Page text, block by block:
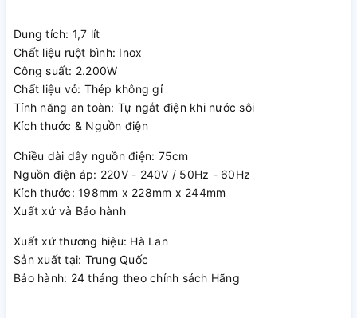
Giữ nước nóng lâu hơn
Bình đun Philips HD9316 giữ nước nóng được lâu hơn, không
cần phải đun lại nhờ vào công nghệ PCT, giúp bạn tiết kiệm
thời gian và điện năng. Cảm biến hơi nước tích hợp trên thiết
bị tự động ngắt điện khi nước sôi hoặc khi cạn nước.
Dung tích: 1,7 lít
Chất liệu ruột bình: Inox
Công suất: 2.200W
Chất liệu vỏ: Thép không gỉ
Tính năng an toàn: Tự ngắt điện khi nước sôi
Kích thước & Nguồn điện
Chiều dài dây nguồn điện: 75cm
Nguồn điện áp: 220V - 240V / 50Hz - 60Hz
Kích thước: 198mm x 228mm x 244mm
Xuất xứ và Bảo hành
Xuất xứ thương hiệu: Hà Lan
Sản xuất tại: Trung Quốc
Bảo hành: 24 tháng theo chính sách Hãng